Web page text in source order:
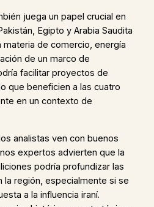
juega un papel crucial en
Egipto y Arabia Saudita
de comercio, energía
de un marco de
facilitar proyectos de
que beneficien a las cuatro
en un contexto de
analistas ven con buenos
expertos advierten que la
podría profundizar las
región, especialmente si se
a la influencia iraní.